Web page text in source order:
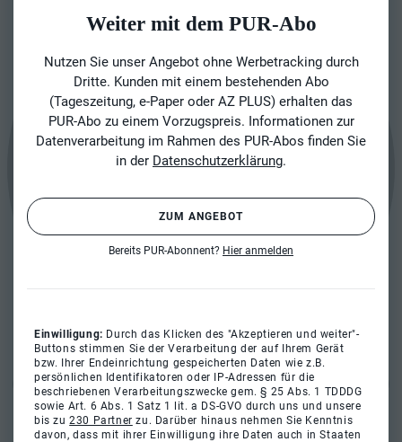
Weiter mit dem PUR-Abo
Nutzen Sie unser Angebot ohne Werbetracking durch
Dritte. Kunden mit einem bestehenden Abo
(Tageszeitung, e-Paper oder AZ PLUS) erhalten das
PUR-Abo zu einem Vorzugspreis. Informationen zur
Datenverarbeitung im Rahmen des PUR-Abos finden Sie
in der Datenschutzerklärung.
ZUM ANGEBOT
Bereits PUR-Abonnent? Hier anmelden
Einwilligung: Durch das Klicken des "Akzeptieren und weiter"-
Buttons stimmen Sie der Verarbeitung der auf Ihrem Gerät
bzw. Ihrer Endeinrichtung gespeicherten Daten wie z.B.
persönlichen Identifikatoren oder IP-Adressen für die
beschriebenen Verarbeitungszwecke gem. § 25 Abs. 1 TDDDG
sowie Art. 6 Abs. 1 Satz 1 lit. a DS-GVO durch uns und unsere
bis zu230 Partner zu. Darüber hinaus nehmen Sie Kenntnis
davon, dass mit ihrer Einwilligung ihre Daten auch in Staaten